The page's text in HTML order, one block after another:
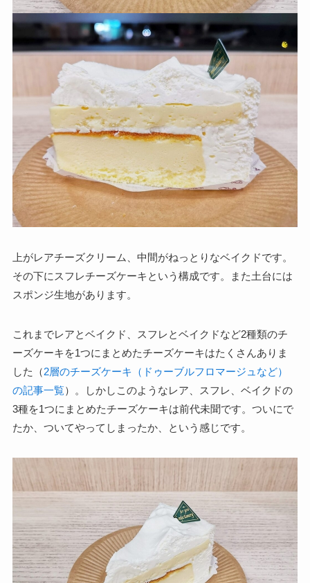
上がレアチーズクリーム、中間がねっとりなベイクドです。
その下にスフレチーズケーキという構成です。また土台には
スポンジ生地があります。
これまでレアとベイクド、スフレとベイクドなど2種類のチ
ーズケーキを1つにまとめたチーズケーキはたくさんありま
した（2層のチーズケーキ（ドゥーブルフロマージュなど）
の記事一覧）。しかしこのようなレア、スフレ、ベイクドの
3種を1つにまとめたチーズケーキは前代未聞です。ついにで
たか、ついてやってしまったか、という感じです。